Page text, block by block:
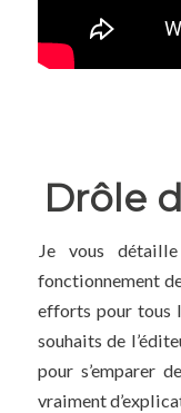
Drôle
Je vous
fonctionnement
efforts pour tous
souhaits de
pour s’emparer
vraiment